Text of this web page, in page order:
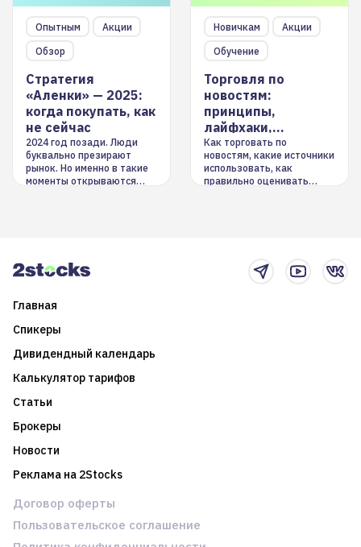
Опытным
Акции
Обзор
Стратегия
«Аленки» — 2025:
когда покупать, как
не сейчас
2024 год позади. Люди
буквально презирают
рынок. Но именно в такие
моменты открываются
Новичкам
Акции
Обучение
Торговля по
новостям:
принципы,
лайфхаки,
инструменты
Как торговать по
новостям, какие источники
использовать, как
правильно оценивать
Главная
Спикеры
Дивидендный календарь
Калькулятор тарифов
Статьи
Брокеры
Новости
Реклама на 2Stocks
Договор оферты
Пользовательское соглашение